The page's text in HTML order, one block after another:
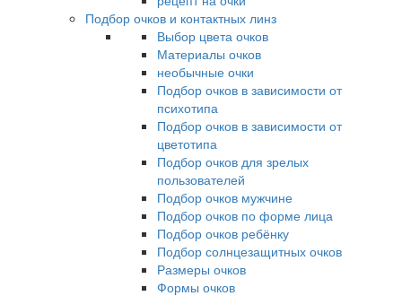
Подбор очков и контактных линз
Выбор цвета очков
Материалы очков
необычные очки
Подбор очков в зависимости от
психотипа
Подбор очков в зависимости от
цветотипа
Подбор очков для зрелых
пользователей
Подбор очков мужчине
Подбор очков по форме лица
Подбор очков ребёнку
Подбор солнцезащитных очков
Размеры очков
Формы очков